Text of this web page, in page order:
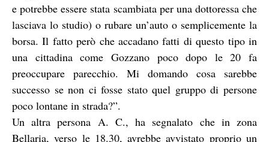
e potrebbe essere stata scambiata per una dottoressa che
lasciava lo studio) o rubare un’auto o semplicemente la
borsa. Il fatto però che accadano fatti di questo tipo in
una cittadina come Gozzano poco dopo le 20 fa
preoccupare parecchio. Mi domando cosa sarebbe
successo se non ci fosse stato quel gruppo di persone
poco lontane in strada?”.
Un altra persona A. C., ha segnalato che in zona
Bellaria, verso le 18.30, avrebbe avvistato proprio un